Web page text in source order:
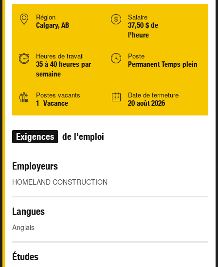
Région
Calgary, AB
Salaire
37,50 $ de
l'heure
Heures de travail
35 à 40 heures par
semaine
Poste
Permanent Temps plein
Postes vacants
1 Vacance
Date de fermeture
20 août 2026
Exigences de l'emploi
Employeurs
HOMELAND CONSTRUCTION
Langues
Anglais
Études